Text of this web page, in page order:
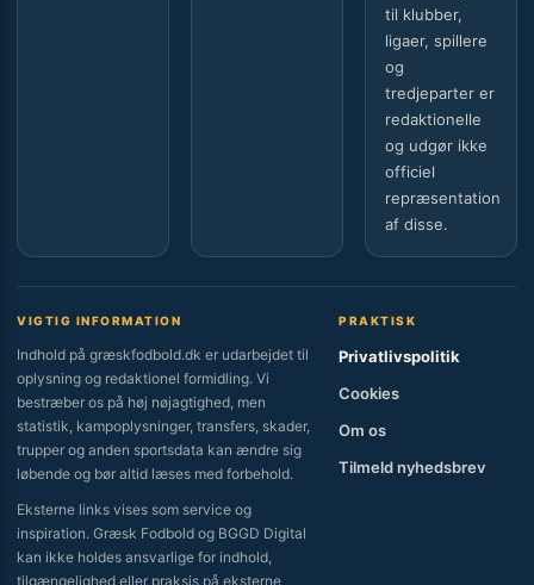
til klubber,
ligaer, spillere
og
tredjeparter er
redaktionelle
og udgør ikke
officiel
repræsentation
af disse.
VIGTIG INFORMATION
Indhold på græskfodbold.dk er udarbejdet til
oplysning og redaktionel formidling. Vi
bestræber os på høj nøjagtighed, men
statistik, kampoplysninger, transfers, skader,
trupper og anden sportsdata kan ændre sig
løbende og bør altid læses med forbehold.
Eksterne links vises som service og
inspiration. Græsk Fodbold og BGGD Digital
kan ikke holdes ansvarlige for indhold,
tilgængelighed eller praksis på eksterne
PRAKTISK
Privatlivspolitik
Cookies
Om os
Tilmeld nyhedsbrev